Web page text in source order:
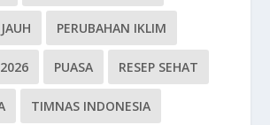
PERUBAHAN IKLIM
PUASA RESEP SEHAT
TIMNAS INDONESIA